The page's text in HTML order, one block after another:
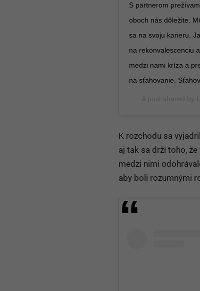
S partnerom
oboch nás dôležite.
sa na svoju karieru.
na rekonvalescenciu
medzi nami kríza a
na sťahovanie.
K rozchodu sa
aj tak sa drží toho,
medzi nimi
aby boli rozumnými